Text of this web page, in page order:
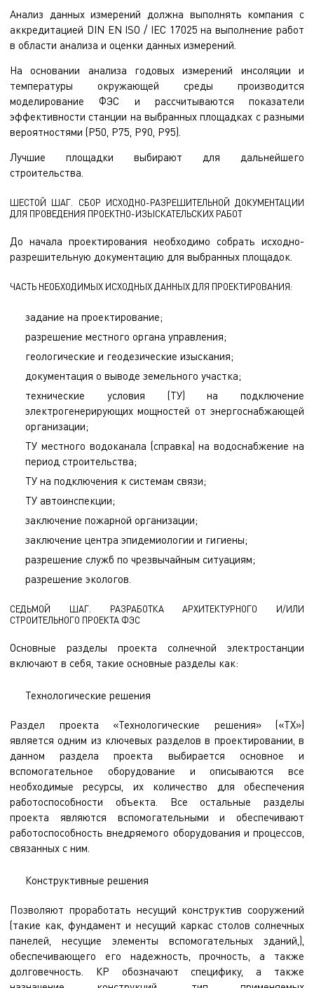
Анализ данных измерений должна выполнять компания с
аккредитацией DIN EN ISO / IEC 17025 на выполнение работ
в области анализа и оценки данных измерений.
На основании анализа годовых измерений инсоляции и
температуры окружающей среды производится
моделирование ФЭС и рассчитываются показатели
эффективности станции на выбранных площадках с разными
вероятностями (P50, P75, P90, P95).
Лучшие площадки выбирают для дальнейшего
строительства.
ШЕСТОЙ ШАГ. СБОР ИСХОДНО-РАЗРЕШИТЕЛЬНОЙ ДОКУМЕНТАЦИИ
ДЛЯ ПРОВЕДЕНИЯ ПРОЕКТНО-ИЗЫСКАТЕЛЬСКИХ РАБОТ
До начала проектирования необходимо собрать исходно-
разрешительную документацию для выбранных площадок.
ЧАСТЬ НЕОБХОДИМЫХ ИСХОДНЫХ ДАННЫХ ДЛЯ ПРОЕКТИРОВАНИЯ:
задание на проектирование;
разрешение местного органа управления;
геологические и геодезические изыскания;
документация о выводе земельного участка;
технические условия (ТУ) на подключение
электрогенерирующих мощностей от энергоснабжающей
организации;
ТУ местного водоканала (справка) на водоснабжение на
период строительства;
ТУ на подключения к системам связи;
ТУ автоинспекции;
заключение пожарной организации;
заключение центра эпидемиологии и гигиены;
разрешение служб по чрезвычайным ситуациям;
разрешение экологов.
СЕДЬМОЙ ШАГ. РАЗРАБОТКА АРХИТЕКТУРНОГО И/ИЛИ
СТРОИТЕЛЬНОГО ПРОЕКТА ФЭС
Основные разделы проекта солнечной электростанции
включают в себя, такие основные разделы как:
Технологические решения
Раздел проекта «Технологические решения» («ТХ»)
является одним из ключевых разделов в проектировании, в
данном раздела проекта выбирается основное и
вспомогательное оборудование и описываются все
необходимые ресурсы, их количество для обеспечения
работоспособности объекта. Все остальные разделы
проекта являются вспомогательными и обеспечивают
работоспособность внедряемого оборудования и процессов,
связанных с ним.
Конструктивные решения
Позволяют проработать несущий конструктив сооружений
(такие как, фундамент и несущий каркас столов солнечных
панелей, несущие элементы вспомогательных зданий,),
обеспечивающего его надежность, прочность, а также
долговечность. КР обозначают специфику, а также